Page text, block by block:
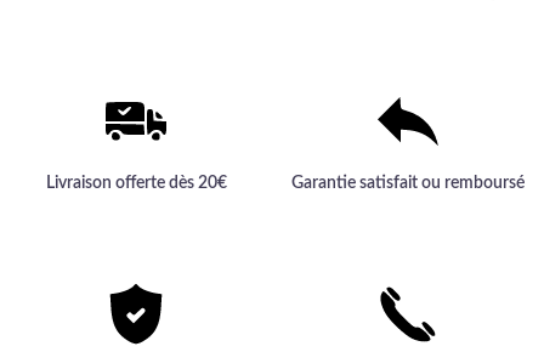
Livraison offerte dès 20€ Garantie satisfait ou remboursé